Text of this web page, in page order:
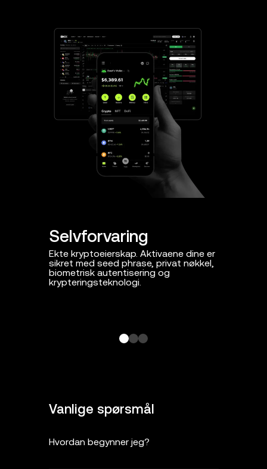
Selvforvaring
Ekte kryptoeierskap. Aktivaene dine er
sikret med seed phrase, privat nøkkel,
biometrisk autentisering og
krypteringsteknologi.
Vanlige spørsmål
Hvordan begynner jeg?